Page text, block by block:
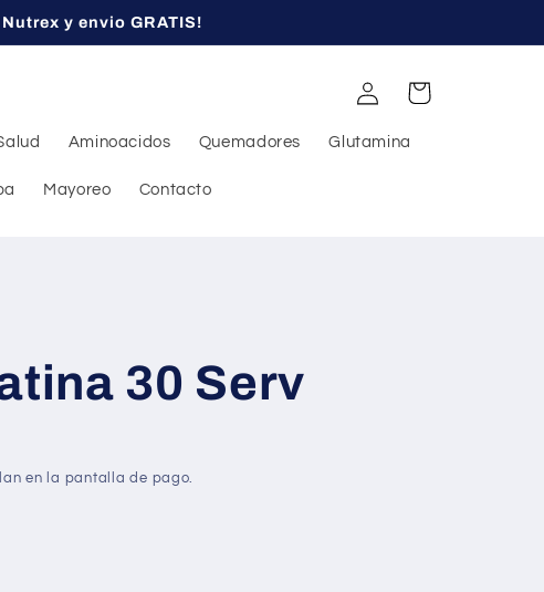
y envio GRATIS!
Aminoacidos Quemadores Glutamina
Mayoreo Contacto
Iniciar
sesión
Carrito
30 Serv
en la pantalla de pago.